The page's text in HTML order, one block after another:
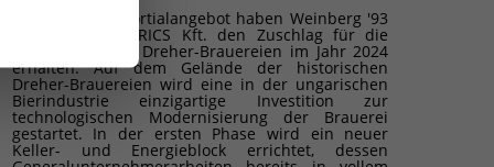
Mit einem Konsortialangebot haben Weinberg '93
Kft. und GRABARICS Kft. den Zuschlag für die
Erweiterung der Dreher-Brauereien im Jahr 2024
erhalten. Auf dem Gelände der historischen
Dreher-Brauereien wird eine in der ungarischen
Bierindustrie einzigartige Investition zur
technologischen Modernisierung der Brauerei
gestartet. In der ersten Phase wird ein neuer
Keller- und Energieblock errichtet, dessen